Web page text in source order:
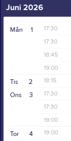
Juni 2026
1
Mån 17:30
19:00
17:30
19:00
18:45
20:15
19:00
21:00
2
Tis 18:15
19:45
3
Ons 17:30
19:00
17:30
19:00
19:00
4
Tor 19:00